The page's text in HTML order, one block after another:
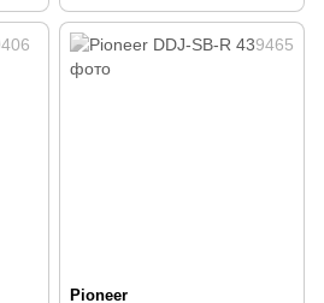
Pioneer